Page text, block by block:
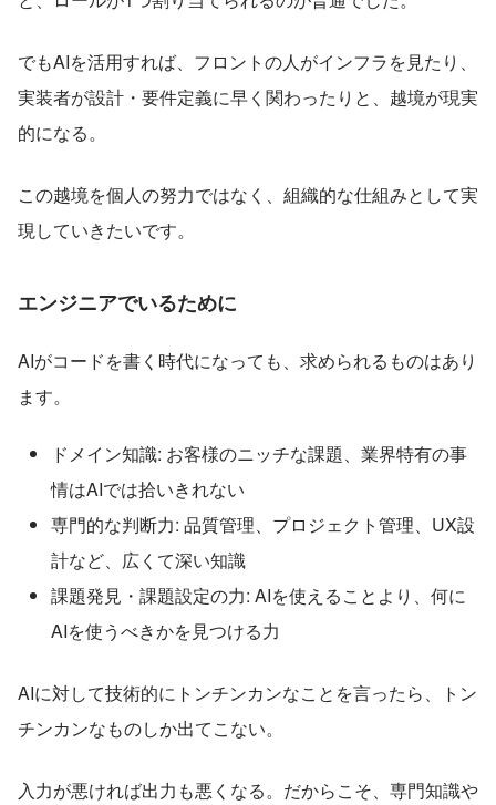
でもAIを活用すれば、フロントの人がインフラを見たり、
実装者が設計・要件定義に早く関わったりと、越境が現実
的になる。
この越境を個人の努力ではなく、組織的な仕組みとして実
現していきたいです。
エンジニアでいるために
AIがコードを書く時代になっても、求められるものはあり
ます。
ドメイン知識: お客様のニッチな課題、業界特有の事
情はAIでは拾いきれない
専門的な判断力: 品質管理、プロジェクト管理、UX設
計など、広くて深い知識
課題発見・課題設定の力: AIを使えることより、何に
AIを使うべきかを見つける力
AIに対して技術的にトンチンカンなことを言ったら、トン
チンカンなものしか出てこない。
入力が悪ければ出力も悪くなる。だからこそ、専門知識や